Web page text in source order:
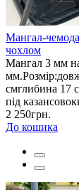
Мангал-
чохлом
Мангал 3 мм
смглибина 17
під
2 250грн.
До кошика